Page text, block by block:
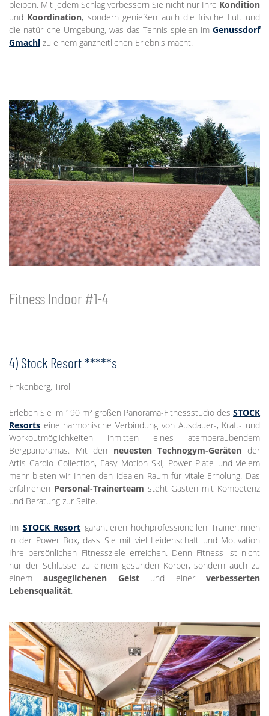
bleiben. Mit jedem Schlag verbessern Sie nicht nur Ihre Kondition
und Koordination, sondern genießen auch die frische Luft und
die natürliche Umgebung, was das Tennis spielen im Genussdorf
Gmachl zu einem ganzheitlichen Erlebnis macht.
Fitness Indoor #1-4
4) Stock Resort *****s
Finkenberg, Tirol
Erleben Sie im 190 m² großen Panorama-Fitnessstudio des STOCK
Resorts eine harmonische Verbindung von Ausdauer-, Kraft- und
Workoutmöglichkeiten inmitten eines atemberaubendem
Bergpanoramas. Mit den neuesten Technogym-Geräten der
Artis Cardio Collection, Easy Motion Ski, Power Plate und vielem
mehr bieten wir Ihnen den idealen Raum für vitale Erholung. Das
erfahrenen Personal-Trainerteam steht Gästen mit Kompetenz
und Beratung zur Seite.
Im STOCK Resort garantieren hochprofessionellen Trainer:innen
in der Power Box, dass Sie mit viel Leidenschaft und Motivation
Ihre persönlichen Fitnessziele erreichen. Denn Fitness ist nicht
nur der Schlüssel zu einem gesunden Körper, sondern auch zu
einemausgeglichenen Geist und einerverbesserten
Lebensqualität.